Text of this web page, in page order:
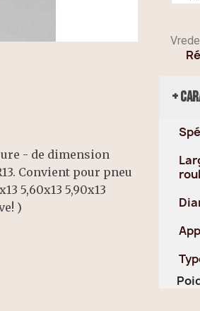
- de dimension
Convient pour pneu
5,60x13 5,90x13
)
+